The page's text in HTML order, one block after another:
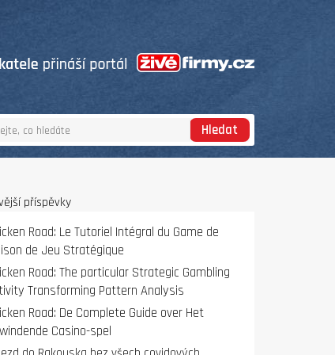
Hledat
příspěvky
Road: Le Tutoriel Intégral du Game de
de Jeu Stratégique
Road: The particular Strategic Gambling
Transforming Pattern Analysis
Road: De Complete Guide over Het
Casino-spel